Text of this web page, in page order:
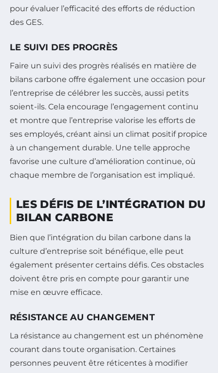
pour évaluer l’efficacité des efforts de réduction
des GES.
LE SUIVI DES PROGRÈS
Faire un suivi des progrès réalisés en matière de
bilans carbone offre également une occasion pour
l’entreprise de célébrer les succès, aussi petits
soient-ils. Cela encourage l’engagement continu
et montre que l’entreprise valorise les efforts de
ses employés, créant ainsi un climat positif propice
à un changement durable. Une telle approche
favorise une culture d’amélioration continue, où
chaque membre de l’organisation est impliqué.
LES DÉFIS DE L’INTÉGRATION DU
BILAN CARBONE
Bien que l’intégration du bilan carbone dans la
culture d’entreprise soit bénéfique, elle peut
également présenter certains défis. Ces obstacles
doivent être pris en compte pour garantir une
mise en œuvre efficace.
RÉSISTANCE AU CHANGEMENT
La résistance au changement est un phénomène
courant dans toute organisation. Certaines
personnes peuvent être réticentes à modifier